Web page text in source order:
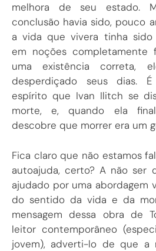
melhora de seu estado.
conclusão havia sido, pouco
a vida que vivera tinha sido
em noções completamente
uma existência correta,
desperdiçado seus dias.
espírito que Ivan Ilitch se
morte, e, quando ela
descobre que morrer era um
Fica claro que não estamos
autoajuda, certo? A não ser
ajudado por uma abordagem
do sentido da vida e da
mensagem dessa obra de
leitor contemporâneo
jovem), adverti-lo de que a